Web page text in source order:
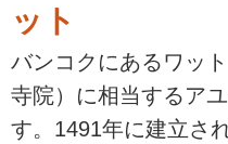
ット
バンコクにあるワッ
寺院）に相当するア
す。1491年に建立さ